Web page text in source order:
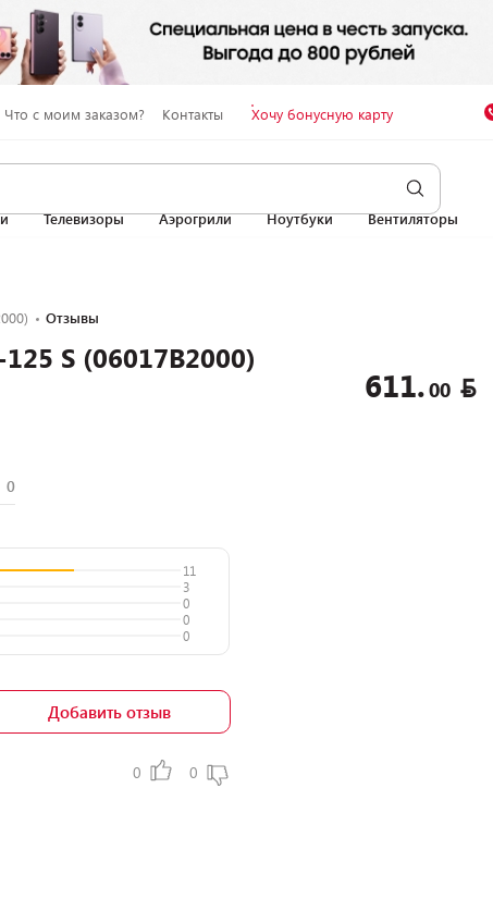
Что с моим заказом? Контакты Хочу бонусную карту
Телевизоры Аэрогрили Ноутбуки Вентиляторы
Отзывы
S (06017B2000)
611.00
0
11
3
0
0
0
Добавить отзыв
0 0